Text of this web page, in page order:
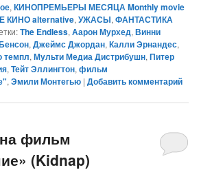
,КИНОПРЕМЬЕРЫ МЕСЯЦА Monthly movie
КИНО alternative,УЖАСЫ,ФАНТАСТИКА
The Endless,Аарон Мурхед,Винни
,Джеймс Джордан,Калли Эрнандес,
темпл,Мульти Медиа Дистрибушн,Питер
,Тейт Эллингтон,фильм
,Эмили Монтегью |Добавить комментарий
фильм
(Kidnap)